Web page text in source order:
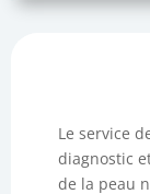
Le service
diagnostic
de la peau